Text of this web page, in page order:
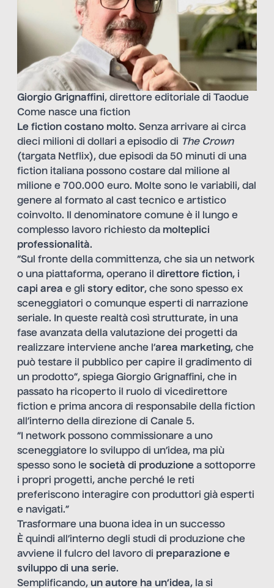
Giorgio Grignaffini, direttore editoriale di Taodue
Come nasce una fiction
Le fiction costano molto. Senza arrivare ai circa
dieci milioni di dollari a episodio di The Crown
(targata Netflix), due episodi da 50 minuti di una
fiction italiana possono costare dal milione al
milione e 700.000 euro. Molte sono le variabili, dal
genere al formato al cast tecnico e artistico
coinvolto. Il denominatore comune è il lungo e
complesso lavoro richiesto da molteplici
professionalità.
“Sul fronte della committenza, che sia un network
o una piattaforma, operano il direttore fiction, i
capi area e gli story editor, che sono spesso ex
sceneggiatori o comunque esperti di narrazione
seriale. In queste realtà così strutturate, in una
fase avanzata della valutazione dei progetti da
realizzare interviene anche l’area marketing, che
può testare il pubblico per capire il gradimento di
un prodotto”, spiega Giorgio Grignaffini, che in
passato ha ricoperto il ruolo di vicedirettore
fiction e prima ancora di responsabile della fiction
all’interno della direzione di Canale 5.
“I network possono commissionare a uno
sceneggiatore lo sviluppo di un’idea, ma più
spesso sono le società di produzione a sottoporre
i propri progetti, anche perché le reti
preferiscono interagire con produttori già esperti
e navigati.”
Trasformare una buona idea in un successo
È quindi all’interno degli studi di produzione che
avviene il fulcro del lavoro di preparazione e
sviluppo di una serie.
Semplificando, un autore ha un’idea, la si